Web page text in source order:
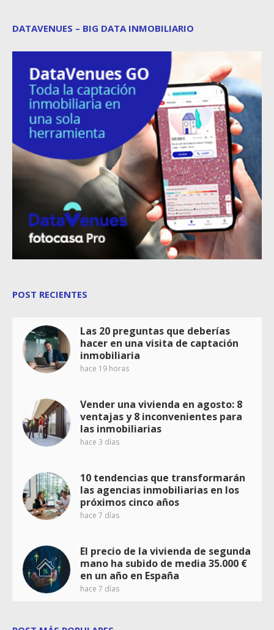
DATAVENUES – BIG DATA INMOBILIARIO
POST RECIENTES
Las 20 preguntas que deberías
hacer en una visita de captación
inmobiliaria
hace 19 horas
Vender una vivienda en agosto: 8
ventajas y 8 inconvenientes para
las inmobiliarias
hace 3 días
10 tendencias que transformarán
las agencias inmobiliarias en los
próximos cinco años
hace 7 días
El precio de la vivienda de segunda
mano ha subido de media 35.000 €
en un año en España
hace 7 días